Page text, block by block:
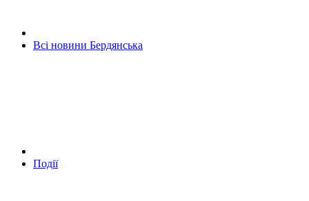
Всі новини Бердянська
Події